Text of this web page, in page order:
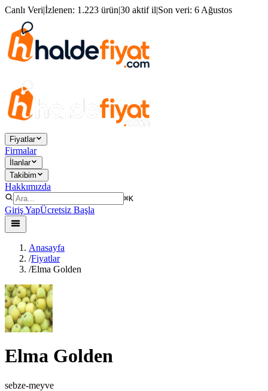
Canlı Veri|İzlenen: 1.223 ürün|30 aktif il|Son veri: 6 Ağustos
Fiyatlar
Firmalar
İlanlar
Takibim
Hakkımızda
⌘K
Giriş YapÜcretsiz Başla
Anasayfa
/Fiyatlar
/Elma Golden
Elma Golden
sebze-meyve